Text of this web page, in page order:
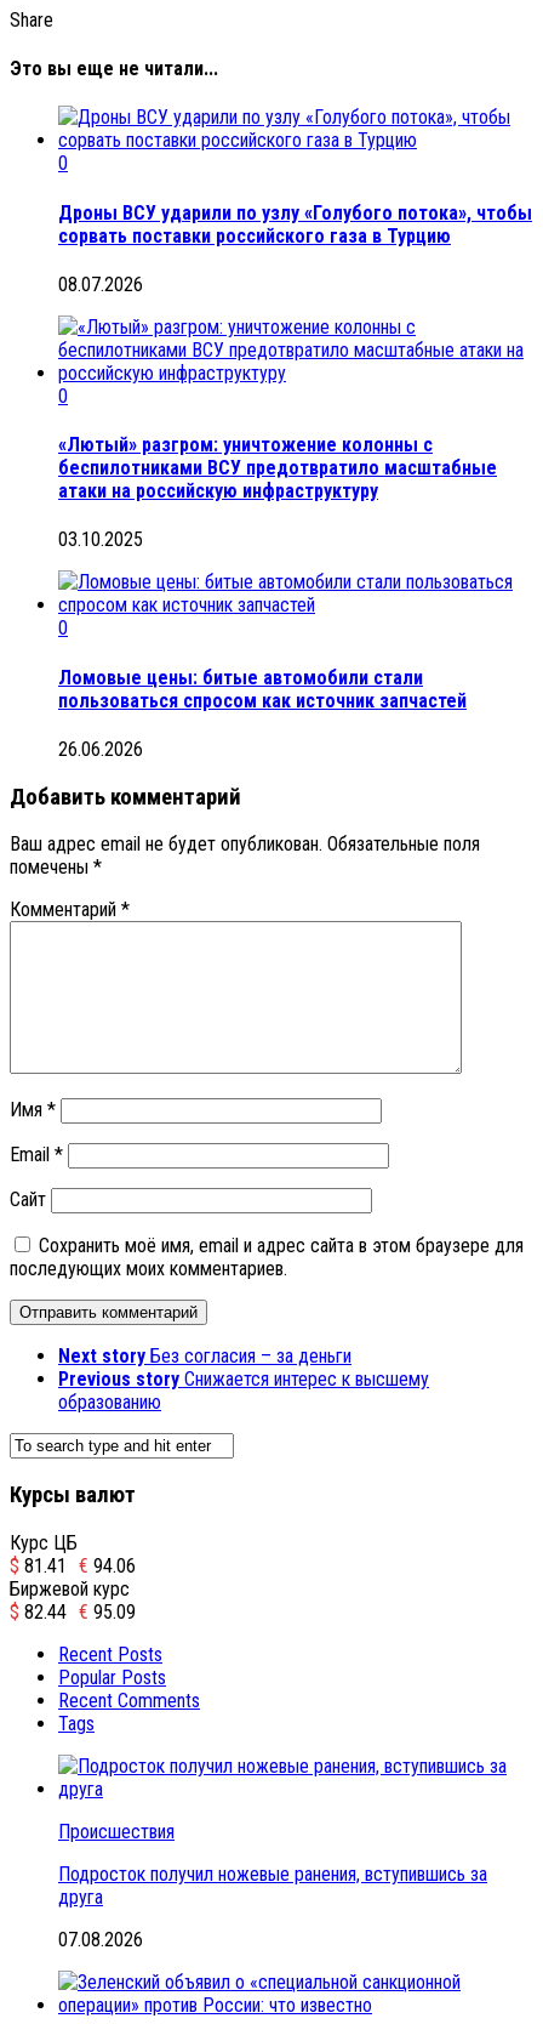
Share
Это вы еще не читали...
0
Дроны ВСУ ударили по узлу «Голубого потока», чтобы
сорвать поставки российского газа в Турцию
08.07.2026
0
«Лютый» разгром: уничтожение колонны с
беспилотниками ВСУ предотвратило масштабные
атаки на российскую инфраструктуру
03.10.2025
0
Ломовые цены: битые автомобили стали
пользоваться спросом как источник запчастей
26.06.2026
Добавить комментарий
Ваш адрес email не будет опубликован. Обязательные поля
помечены *
Комментарий *
Имя *
Email *
Сайт
Сохранить моё имя, email и адрес сайта в этом браузере для
последующих моих комментариев.
Next story Без согласия – за деньги
Previous story Снижается интерес к высшему
образованию
Курсы валют
Курс ЦБ
$ 81.41 € 94.06
Биржевой курс
$ 82.44 € 95.09
Recent Posts
Popular Posts
Recent Comments
Tags
Происшествия
Подросток получил ножевые ранения, вступившись за
друга
07.08.2026